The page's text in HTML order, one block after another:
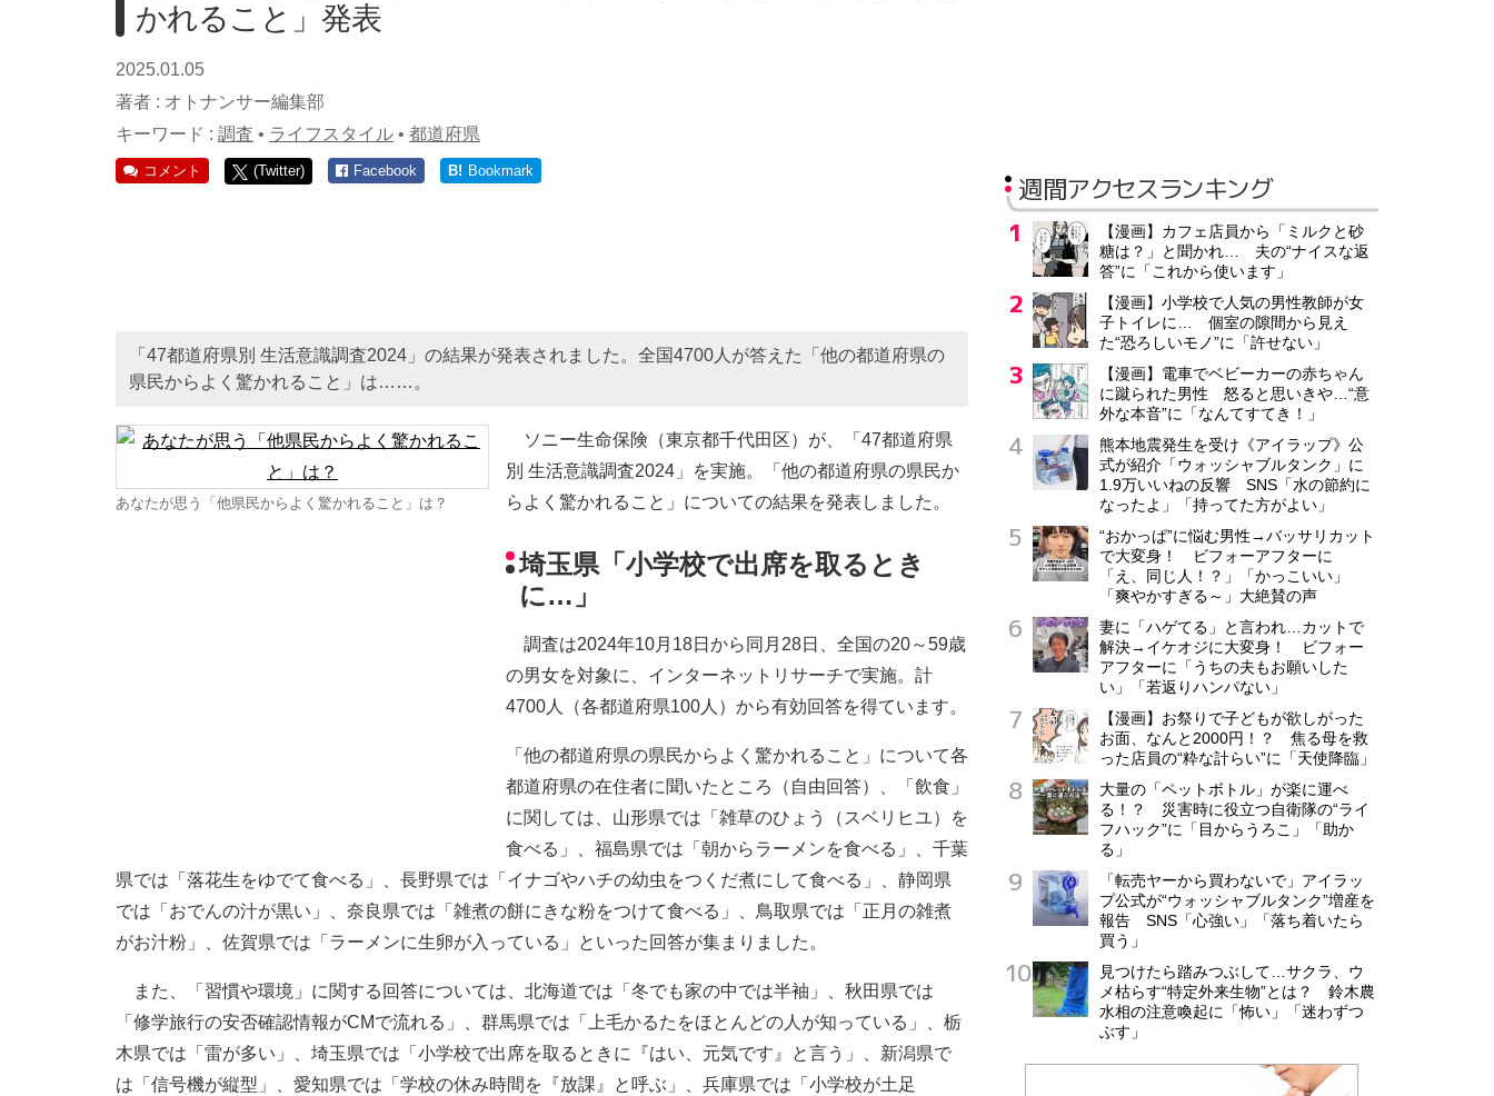
かれること」発表
2025.01.05
著者 : オトナンサー編集部
キーワード : 調査 • ライフスタイル • 都道府県
コメント (Twitter) Facebook B! Bookmark
「47都道府県別 生活意識調査2024」の結果が発表されました。全国4700人が答えた「他の都道府県の
県民からよく驚かれること」は……。
あなたが思う「他県民からよく驚かれること」は？
ソニー生命保険（東京都千代田区）が、「47都道府県
別 生活意識調査2024」を実施。「他の都道府県の県民か
らよく驚かれること」についての結果を発表しました。
埼玉県「小学校で出席を取るとき
に…」
調査は2024年10月18日から同月28日、全国の20～59歳
の男女を対象に、インターネットリサーチで実施。計
4700人（各都道府県100人）から有効回答を得ています。
「他の都道府県の県民からよく驚かれること」について各
都道府県の在住者に聞いたところ（自由回答）、「飲食」
に関しては、山形県では「雑草のひょう（スベリヒユ）を
食べる」、福島県では「朝からラーメンを食べる」、千葉
県では「落花生をゆでて食べる」、長野県では「イナゴやハチの幼虫をつくだ煮にして食べる」、静岡県
では「おでんの汁が黒い」、奈良県では「雑煮の餅にきな粉をつけて食べる」、鳥取県では「正月の雑煮
がお汁粉」、佐賀県では「ラーメンに生卵が入っている」といった回答が集まりました。
また、「習慣や環境」に関する回答については、北海道では「冬でも家の中では半袖」、秋田県では
「修学旅行の安否確認情報がCMで流れる」、群馬県では「上毛かるたをほとんどの人が知っている」、栃
木県では「雷が多い」、埼玉県では「小学校で出席を取るときに『はい、元気です』と言う」、新潟県で
は「信号機が縦型」、愛知県では「学校の休み時間を『放課』と呼ぶ」、兵庫県では「小学校が土足
週間アクセスランキング
【漫画】カフェ店員から「ミルクと砂
糖は？」と聞かれ… 夫の“ナイスな返
答”に「これから使います」
【漫画】小学校で人気の男性教師が女
子トイレに… 個室の隙間から見え
た“恐ろしいモノ”に「許せない」
【漫画】電車でベビーカーの赤ちゃん
に蹴られた男性 怒ると思いきや…“意
外な本音”に「なんてすてき！」
熊本地震発生を受け《アイラップ》公
式が紹介「ウォッシャブルタンク」に
1.9万いいねの反響 SNS「水の節約に
なったよ」「持ってた方がよい」
“おかっぱ”に悩む男性→バッサリカット
で大変身！ ビフォーアフターに
「え、同じ人！？」「かっこいい」
「爽やかすぎる～」大絶賛の声
妻に「ハゲてる」と言われ…カットで
解決→イケオジに大変身！ ビフォー
アフターに「うちの夫もお願いした
い」「若返りハンパない」
【漫画】お祭りで子どもが欲しがった
お面、なんと2000円！？ 焦る母を救
った店員の“粋な計らい”に「天使降臨」
大量の「ペットボトル」が楽に運べ
る！？ 災害時に役立つ自衛隊の“ライ
フハック”に「目からうろこ」「助か
る」
「転売ヤーから買わないで」アイラッ
プ公式が“ウォッシャブルタンク”増産を
報告 SNS「心強い」「落ち着いたら
買う」
見つけたら踏みつぶして…サクラ、ウ
メ枯らす“特定外来生物”とは？ 鈴木農
水相の注意喚起に「怖い」「迷わずつ
ぶす」